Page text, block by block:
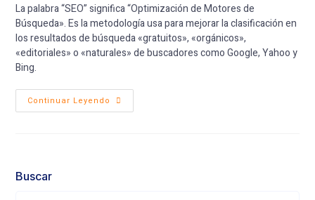
La palabra “SEO” significa “Optimización de Motores de
Búsqueda». Es la metodología usa para mejorar la clasificación en
los resultados de búsqueda «gratuitos», «orgánicos»,
«editoriales» o «naturales» de buscadores como Google, Yahoo y
Bing.
Continuar Leyendo
Buscar